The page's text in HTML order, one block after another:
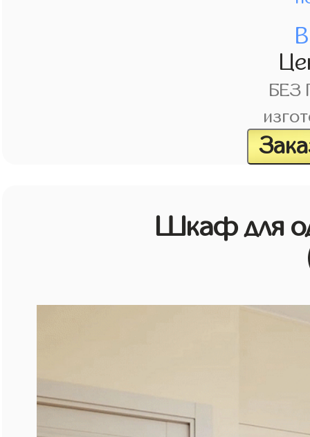
БЕЗ
Шкаф для